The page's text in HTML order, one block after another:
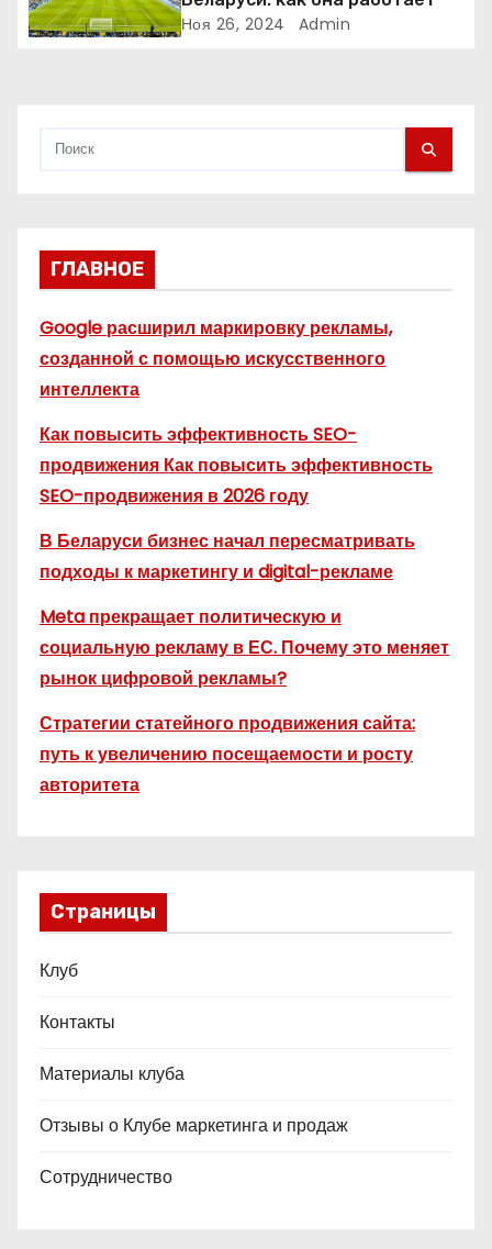
Ноя 26, 2024 Admin
ГЛАВНОЕ
Google расширил маркировку рекламы,
созданной с помощью искусственного
интеллекта
Как повысить эффективность SEO-
продвижения Как повысить эффективность
SEO-продвижения в 2026 году
В Беларуси бизнес начал пересматривать
подходы к маркетингу и digital-рекламе
Meta прекращает политическую и
социальную рекламу в ЕС. Почему это меняет
рынок цифровой рекламы?
Стратегии статейного продвижения сайта:
путь к увеличению посещаемости и росту
авторитета
Страницы
Клуб
Контакты
Материалы клуба
Отзывы о Клубе маркетинга и продаж
Сотрудничество